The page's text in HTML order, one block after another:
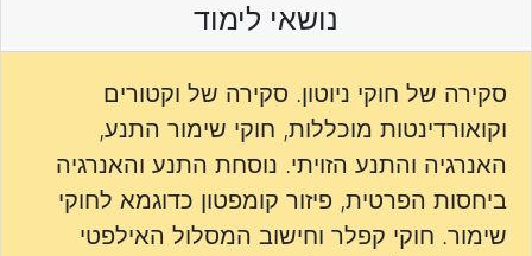
נושאי לימוד
סקירה של חוקי ניוטון. סקירה של וקטורים
וקואורדינטות מוכללות, חוקי שימור התנע,
האנרגיה והתנע הזויתי. נוסחת התנע והאנרגיה
ביחסות הפרטית, פיזור קומפטון כדוגמא לחוקי
שימור. חוקי קפלר וחישוב המסלול האילפטי